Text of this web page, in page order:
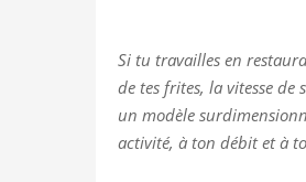
Si tu travailles en
de tes frites, la vitesse
un modèle
activité, à ton débit et à